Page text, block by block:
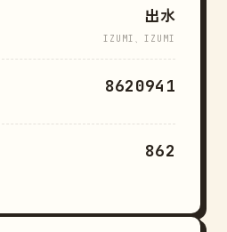
出水
IZUMI、IZUMI
8620941
862